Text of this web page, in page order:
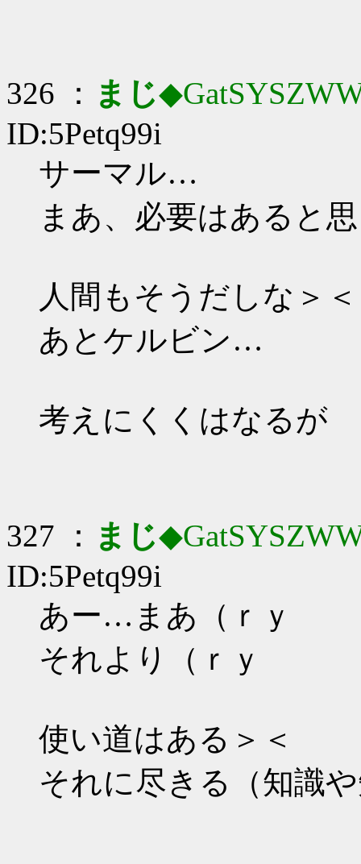
326 ： まじ
ID:5Petq99i
サーマル…
まあ、必要はあると
人間もそうだしな＞＜
あとケルビン…
考えにくくはなるが
327 ： まじ
ID:5Petq99i
あー…まあ（ｒｙ
それより（ｒｙ
使い道はある＞＜
それに尽きる（知識